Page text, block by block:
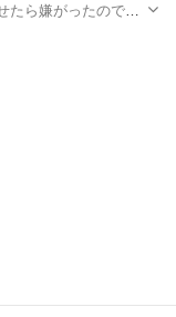
ら嫌がったのでほ